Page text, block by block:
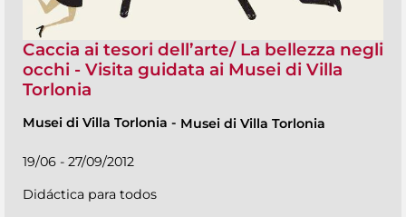
Caccia ai tesori dell’arte/ La bellezza negli
occhi - Visita guidata ai Musei di Villa
Torlonia
Musei di Villa Torlonia - Musei di Villa Torlonia
19/06 - 27/09/2012
Didáctica para todos